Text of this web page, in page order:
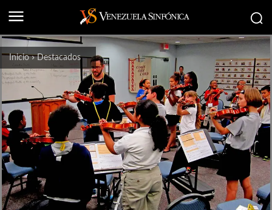
Inicio Destacados